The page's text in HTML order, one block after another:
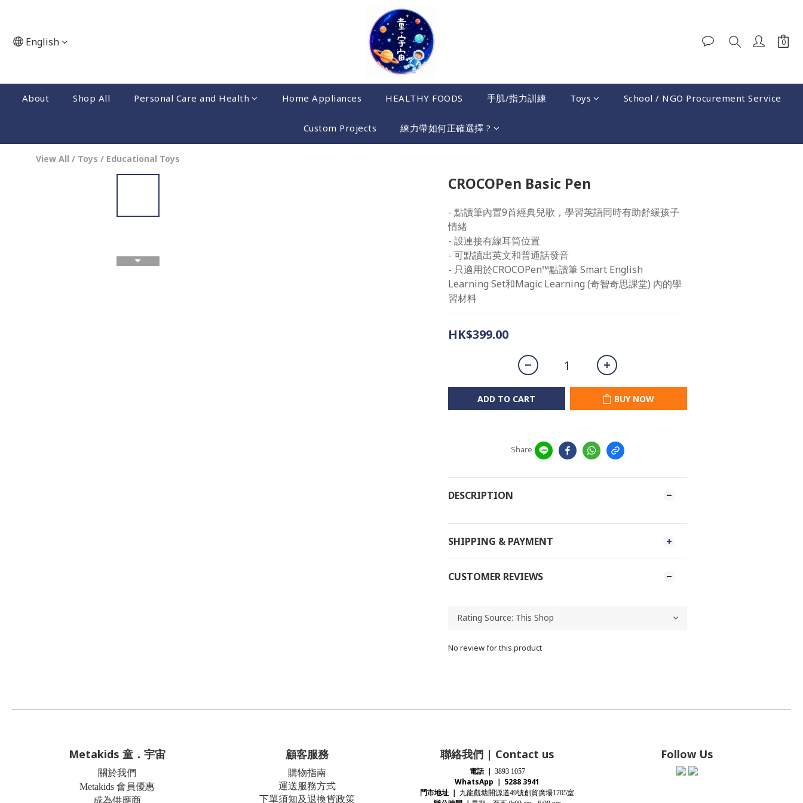
English
About Shop All Personal Care and Health Home Appliances HEALTHY FOODS 手肌/指力訓練 Toys School / NGO Procurement Service
Custom Projects 練力帶如何正確選擇 ?
View All / Toys / Educational Toys
CROCOPen Basic Pen
- 點讀筆內置9首經典兒歌，學習英語同時有助舒緩孩子
情緒
- 設連接有線耳筒位置
- 可點讀出英文和普通話發音
- 只適用於CROCOPen™點讀筆 Smart English
Learning Set和Magic Learning (奇智奇思課堂) 內的學
習材料
HK$399.00
ADD TO CART BUY NOW
Share
DESCRIPTION
SHIPPING & PAYMENT
CUSTOMER REVIEWS
No review for this product
Metakids 童．宇宙
關於我們
Metakids 會員優惠
成為供應商
顧客服務
購物指南
運送服務方式
下單須知及退換貨政策
聯絡我們 | Contact us
電話 ｜ 3893 1057
WhatsApp ｜ 5288 3941
門市地址 ｜ 九龍觀塘開源道49號創貿廣場1705室
Follow Us